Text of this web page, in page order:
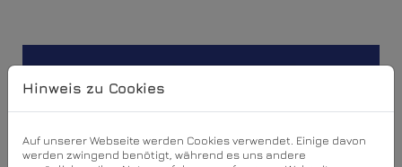
Hinweis zu Cookies
Auf unserer Webseite werden Cookies verwendet. Einige davon
werden zwingend benötigt, während es uns andere